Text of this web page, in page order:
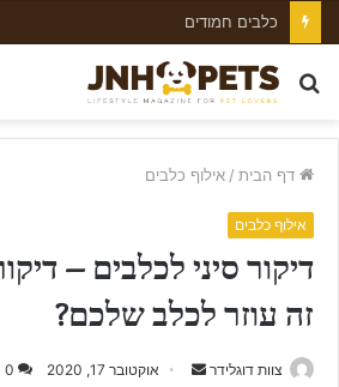
כלבים חמודים
חפש
דף הבית / אילוף כלבים
אילוף כלבים
דיקור סיני לכלבים –
זה עוזר לכלב שלכם?
צוות דוגלידר אוקטובר 17, 2020 0